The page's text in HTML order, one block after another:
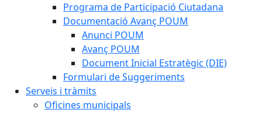
Programa de Participació Ciutadana
Documentació Avanç POUM
Anunci POUM
Avanç POUM
Document Inicial Estratègic (DIE)
Formulari de Suggeriments
Serveis i tràmits
Oficines municipals